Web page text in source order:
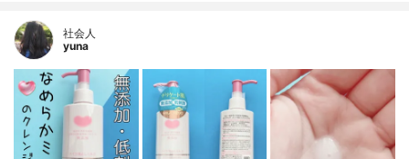
社会人
yuna